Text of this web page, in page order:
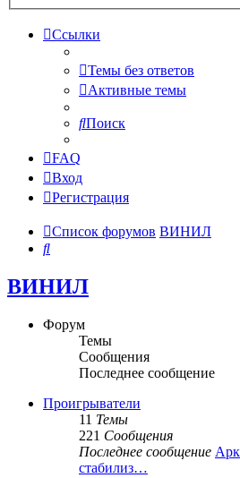
Ссылки
Темы без ответов
Активные темы
Поиск
FAQ
Вход
Регистрация
Список форумов ВИНИЛ
Поиск
ВИНИЛ
Форум
Темы
Сообщения
Последнее сообщение
Проигрыватели
11 Темы
221 Сообщения
Последнее сообщение
стабилиз…